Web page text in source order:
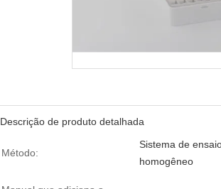
Descrição de produto detalhada
Método:
Sistema de
homogêneo